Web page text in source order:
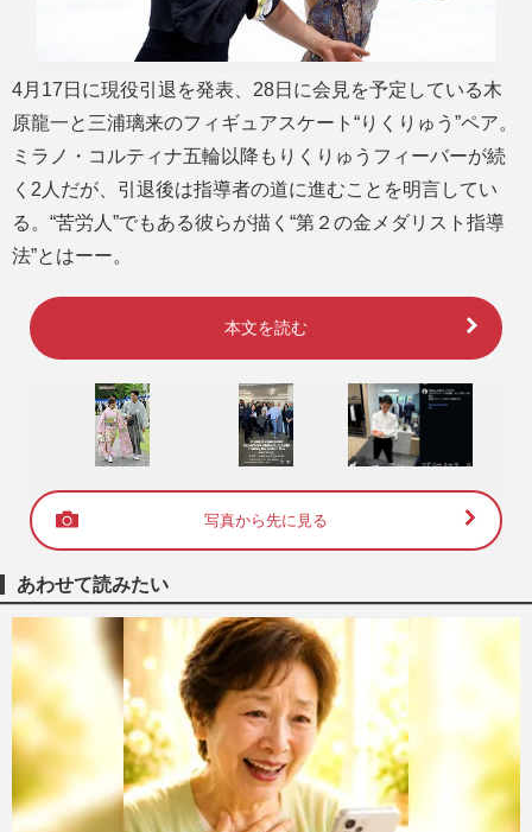
4月17日に現役引退を発表、28日に会見を予定している木
原龍一と三浦璃来のフィギュアスケート“りくりゅう”ペア。
ミラノ・コルティナ五輪以降もりくりゅうフィーバーが続
く2人だが、引退後は指導者の道に進むことを明言してい
る。“苦労人”でもある彼らが描く“第２の金メダリスト指導
法”とはーー。
本文を読む
写真から先に見る
あわせて読みたい